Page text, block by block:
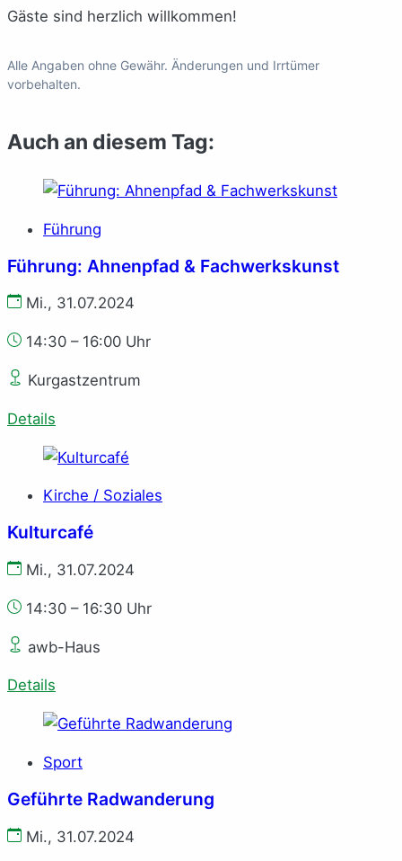
Gäste sind herzlich willkommen!
Alle Angaben ohne Gewähr. Änderungen und Irrtümer
vorbehalten.
Auch an diesem Tag:
Führung
Führung: Ahnenpfad & Fachwerkskunst
Mi., 31.07.2024
14:30 – 16:00 Uhr
Kurgastzentrum
Details
Kirche / Soziales
Kulturcafé
Mi., 31.07.2024
14:30 – 16:30 Uhr
awb-Haus
Details
Sport
Geführte Radwanderung
Mi., 31.07.2024